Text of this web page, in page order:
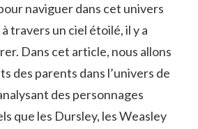
naviguer dans cet univers
travers un ciel étoilé, il y a
Dans cet article, nous allons
des parents dans l’univers de
des personnages
que les Dursley, les Weasley